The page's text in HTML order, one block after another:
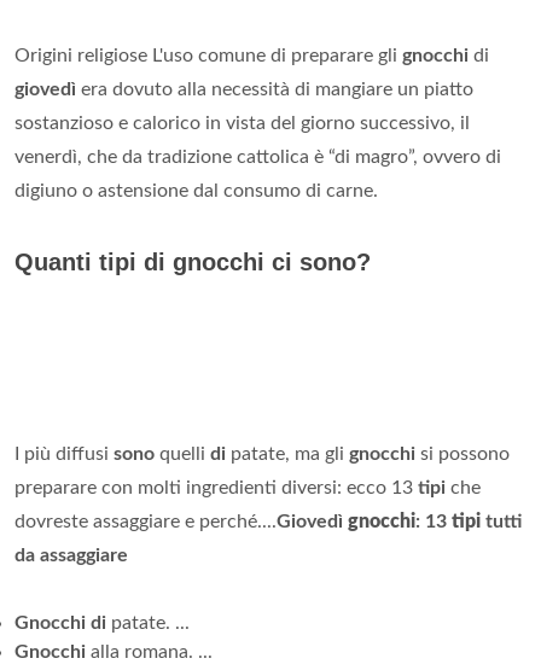
Origini religiose L'uso comune di preparare gli gnocchi di
giovedì era dovuto alla necessità di mangiare un piatto
sostanzioso e calorico in vista del giorno successivo, il
venerdì, che da tradizione cattolica è “di magro”, ovvero di
digiuno o astensione dal consumo di carne.
Quanti tipi di gnocchi ci sono?
I più diffusi sono quelli di patate, ma gli gnocchi si possono
preparare con molti ingredienti diversi: ecco 13 tipi che
dovreste assaggiare e perché....Giovedì gnocchi: 13 tipi tutti
da assaggiare
Gnocchi di patate. ...
Gnocchi alla romana. ...